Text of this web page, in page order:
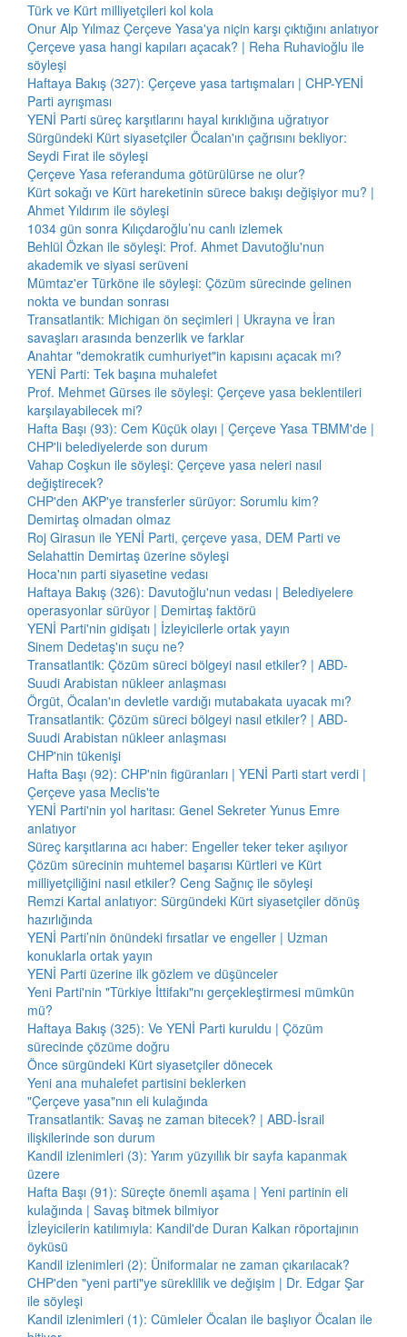
Türk ve Kürt milliyetçileri kol kola
Onur Alp Yılmaz Çerçeve Yasa'ya niçin karşı çıktığını anlatıyor
Çerçeve yasa hangi kapıları açacak? | Reha Ruhavioğlu ile
söyleşi
Haftaya Bakış (327): Çerçeve yasa tartışmaları | CHP-YENİ
Parti ayrışması
YENİ Parti süreç karşıtlarını hayal kırıklığına uğratıyor
Sürgündeki Kürt siyasetçiler Öcalan'ın çağrısını bekliyor:
Seydi Fırat ile söyleşi
Çerçeve Yasa referanduma götürülürse ne olur?
Kürt sokağı ve Kürt hareketinin sürece bakışı değişiyor mu? |
Ahmet Yıldırım ile söyleşi
1034 gün sonra Kılıçdaroğlu’nu canlı izlemek
Behlül Özkan ile söyleşi: Prof. Ahmet Davutoğlu'nun
akademik ve siyasi serüveni
Mümtaz'er Türköne ile söyleşi: Çözüm sürecinde gelinen
nokta ve bundan sonrası
Transatlantik: Michigan ön seçimleri | Ukrayna ve İran
savaşları arasında benzerlik ve farklar
Anahtar "demokratik cumhuriyet"in kapısını açacak mı?
YENİ Parti: Tek başına muhalefet
Prof. Mehmet Gürses ile söyleşi: Çerçeve yasa beklentileri
karşılayabilecek mi?
Hafta Başı (93): Cem Küçük olayı | Çerçeve Yasa TBMM'de |
CHP'li belediyelerde son durum
Vahap Coşkun ile söyleşi: Çerçeve yasa neleri nasıl
değiştirecek?
CHP'den AKP'ye transferler sürüyor: Sorumlu kim?
Demirtaş olmadan olmaz
Roj Girasun ile YENİ Parti, çerçeve yasa, DEM Parti ve
Selahattin Demirtaş üzerine söyleşi
Hoca'nın parti siyasetine vedası
Haftaya Bakış (326): Davutoğlu'nun vedası | Belediyelere
operasyonlar sürüyor | Demirtaş faktörü
YENİ Parti'nin gidişatı | İzleyicilerle ortak yayın
Sinem Dedetaş'ın suçu ne?
Transatlantik: Çözüm süreci bölgeyi nasıl etkiler? | ABD-
Suudi Arabistan nükleer anlaşması
Örgüt, Öcalan'ın devletle vardığı mutabakata uyacak mı?
Transatlantik: Çözüm süreci bölgeyi nasıl etkiler? | ABD-
Suudi Arabistan nükleer anlaşması
CHP'nin tükenişi
Hafta Başı (92): CHP'nin figüranları | YENİ Parti start verdi |
Çerçeve yasa Meclis'te
YENİ Parti'nin yol haritası: Genel Sekreter Yunus Emre
anlatıyor
Süreç karşıtlarına acı haber: Engeller teker teker aşılıyor
Çözüm sürecinin muhtemel başarısı Kürtleri ve Kürt
milliyetçiliğini nasıl etkiler? Ceng Sağnıç ile söyleşi
Remzi Kartal anlatıyor: Sürgündeki Kürt siyasetçiler dönüş
hazırlığında
YENİ Parti’nin önündeki fırsatlar ve engeller | Uzman
konuklarla ortak yayın
YENİ Parti üzerine ilk gözlem ve düşünceler
Yeni Parti'nin "Türkiye İttifakı"nı gerçekleştirmesi mümkün
mü?
Haftaya Bakış (325): Ve YENİ Parti kuruldu | Çözüm
sürecinde çözüme doğru
Önce sürgündeki Kürt siyasetçiler dönecek
Yeni ana muhalefet partisini beklerken
"Çerçeve yasa"nın eli kulağında
Transatlantik: Savaş ne zaman bitecek? | ABD-İsrail
ilişkilerinde son durum
Kandil izlenimleri (3): Yarım yüzyıllık bir sayfa kapanmak
üzere
Hafta Başı (91): Süreçte önemli aşama | Yeni partinin eli
kulağında | Savaş bitmek bilmiyor
İzleyicilerin katılımıyla: Kandil'de Duran Kalkan röportajının
öyküsü
Kandil izlenimleri (2): Üniformalar ne zaman çıkarılacak?
CHP'den "yeni parti"ye süreklilik ve değişim | Dr. Edgar Şar
ile söyleşi
Kandil izlenimleri (1): Cümleler Öcalan ile başlıyor Öcalan ile